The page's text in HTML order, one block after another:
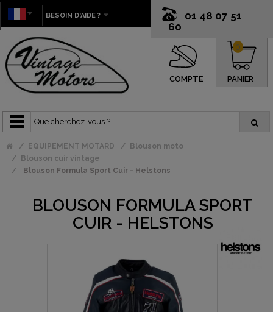
01 48 07 51
60
BESOIN D'AIDE ?
COMPTE PANIER
0
EQUIPEMENT MOTARD
Blouson moto
Blouson cuir vintage
Blouson Formula Sport Cuir - Helstons
BLOUSON FORMULA SPORT
CUIR - HELSTONS